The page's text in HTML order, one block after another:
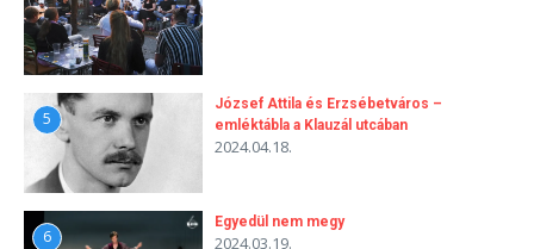
5
József Attila és Erzsébetváros –
emléktábla a Klauzál utcában
2024.04.18.
6
Egyedül nem megy
2024.03.19.